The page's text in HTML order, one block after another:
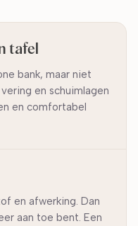
tafel
bank, maar niet
en schuimlagen
en comfortabel
en afwerking. Dan
aan toe bent. Een